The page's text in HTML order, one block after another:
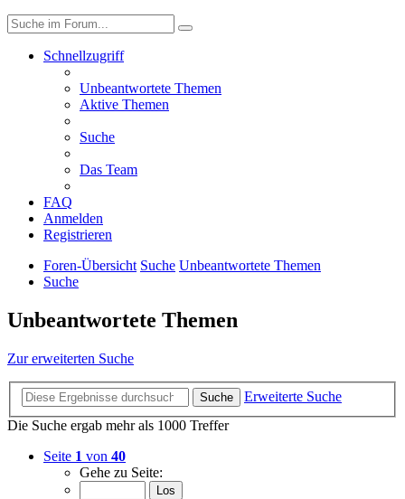
Schnellzugriff
Unbeantwortete Themen
Aktive Themen
Suche
Das Team
FAQ
Anmelden
Registrieren
Foren-Übersicht Suche Unbeantwortete Themen
Suche
Unbeantwortete Themen
Zur erweiterten Suche
Suche
Erweiterte Suche
Die Suche ergab mehr als 1000 Treffer
Seite 1 von 40
Gehe zu Seite: